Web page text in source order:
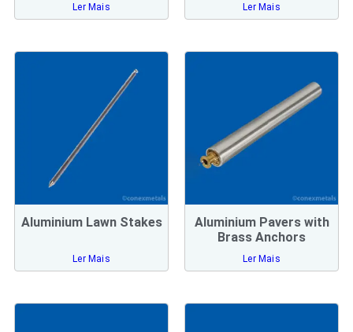
Ler Mais Ler Mais
Aluminium Lawn Stakes
Ler Mais
Aluminium Pavers with
Brass Anchors
Ler Mais